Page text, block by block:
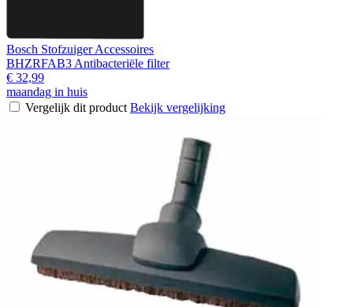
Bosch Stofzuiger Accessoires
BHZRFAB3 Antibacteriële filter
€ 32,99
maandag in huis
Vergelijk dit product Bekijk vergelijking